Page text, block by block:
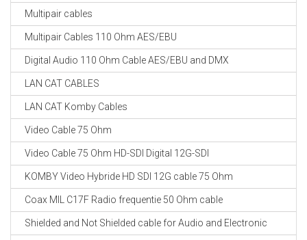
Multipair cables
Multipair Cables 110 Ohm AES/EBU
Digital Audio 110 Ohm Cable AES/EBU and DMX
LAN CAT CABLES
LAN CAT Komby Cables
Video Cable 75 Ohm
Video Cable 75 Ohm HD-SDI Digital 12G-SDI
KOMBY Video Hybride HD SDI 12G cable 75 Ohm
Coax MIL C17F Radio frequentie 50 Ohm cable
Shielded and Not Shielded cable for Audio and Electronic